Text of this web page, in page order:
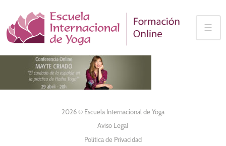
content
☰
2026 © Escuela Internacional de Yoga
Aviso Legal
Política de Privacidad